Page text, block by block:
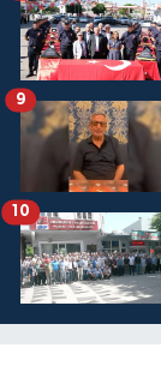
9
10